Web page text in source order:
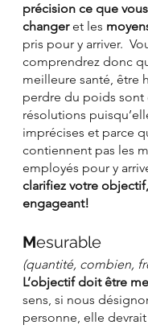
précision ce que
changer et les
pris pour y arriver.
comprendrez donc
meilleure santé, être
perdre du poids sont
résolutions
imprécises et parce
contiennent pas les
employés pour y
clarifiez votre
engageant!
Mesurable
(quantité, combien,
L’objectif doit être
sens, si nous
personne, elle